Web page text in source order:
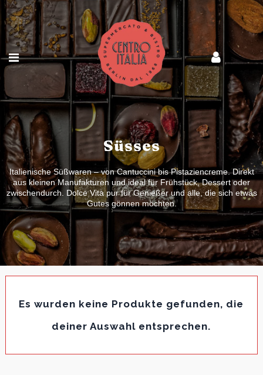
Süsses
Italienische Süßwaren – von Cantuccini bis Pistaziencreme. Direkt
aus kleinen Manufakturen und ideal für Frühstück, Dessert oder
zwischendurch. Dolce Vita pur für Genießer und alle, die sich etwas
Gutes gönnen möchten.
Es wurden keine Produkte gefunden, die
deiner Auswahl entsprechen.